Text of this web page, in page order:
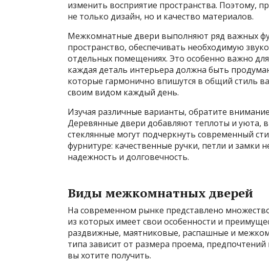
изменить восприятие пространства. Поэтому,
не только дизайн, но и качество материалов.
Межкомнатные двери выполняют ряд важных
пространство, обеспечивать необходимую
отдельных помещениях. Это особенно важно
каждая деталь интерьера должна быть
которые гармонично впишутся в общий стиль
своим видом каждый день.
Изучая различные варианты, обратите
Деревянные двери добавляют теплоты и уюта,
стеклянные могут подчеркнуть современный
фурнитуре: качественные ручки, петли и замки
надежность и долговечность.
Виды межкомнатных дверей
На современном рынке представлено
из которых имеет свои особенности и
раздвижные, маятниковые, распашные и
типа зависит от размера проема,
вы хотите получить.